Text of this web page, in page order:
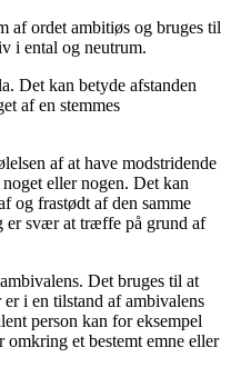
af ordet ambitiøs og bruges til
i ental og neutrum.
Det kan betyde afstanden
af en stemmes
af at have modstridende
eller nogen. Det kan
og frastødt af den samme
er svær at træffe på grund af
Det bruges til at
i en tilstand af ambivalens
person kan for eksempel
omkring et bestemt emne eller